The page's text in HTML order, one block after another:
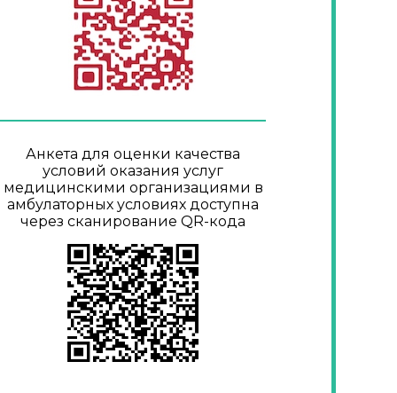
Анкета для оценки качества
условий оказания услуг
медицинскими организациями в
амбулаторных условиях доступна
через сканирование QR-кода